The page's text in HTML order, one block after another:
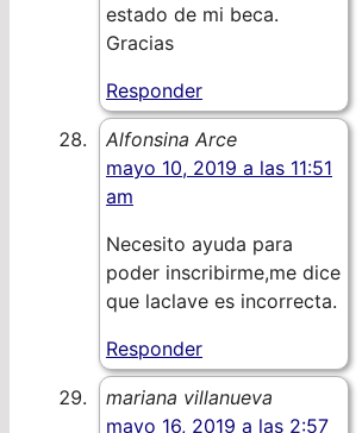
estado de mi beca.
Gracias
Responder
Alfonsina Arce
mayo 10, 2019 a las 11:51
am
Necesito ayuda para
poder inscribirme,me dice
que laclave es incorrecta.
Responder
mariana villanueva
mayo 16, 2019 a las 2:57